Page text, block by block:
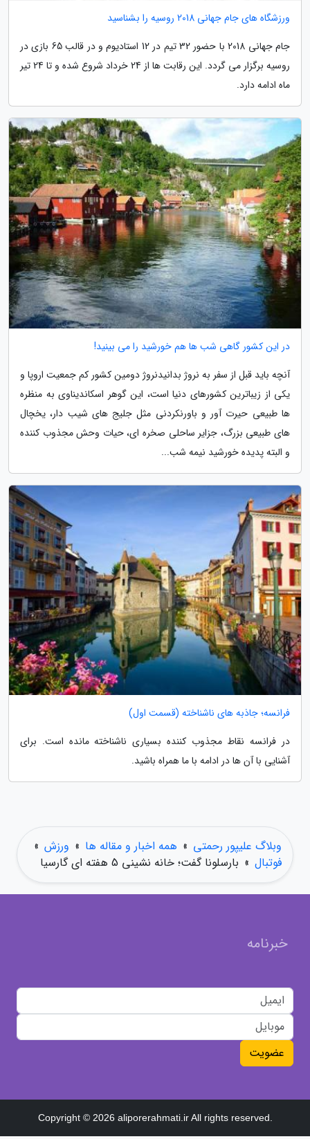
ورزشگاه های جام جهانی 2018 روسیه را بشناسید
جام جهانی 2018 با حضور 32 تیم در 12 استادیوم و در قالب 65 بازی در
روسیه برگزار می گردد. این رقابت ها از 24 خرداد شروع شده و تا 24 تیر
ماه ادامه دارد.
در این کشور گاهی شب ها هم خورشید را می بینید!
آنچه باید قبل از سفر به نروژ بدانیدنروژ دومین کشور کم جمعیت اروپا و
یکی از زیباترین کشورهای دنیا است، این گوهر اسکاندیناوی به منظره
ها طبیعی حیرت آور و باورنکردنی مثل جلیج های شیب دار، یخچال
های طبیعی بزرگ، جزایر ساحلی صخره ای، حیات وحش مجذوب کننده
و البته پدیده خورشید نیمه شب...
فرانسه؛ جاذبه های ناشناخته (قسمت اول)
در فرانسه نقاط مجذوب کننده بسیاری ناشناخته مانده است. برای
آشنایی با آن ها در ادامه با ما همراه باشید.
وبلاگ علیپور رحمتی » همه اخبار و مقاله ها » ورزش »
فوتبال » بارسلونا گفت؛ خانه نشینی 5 هفته ای گارسیا
خبرنامه
عضویت
Copyright © 2026 aliporerahmati.ir All rights reserved.